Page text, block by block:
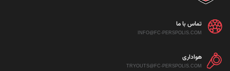
تماس با ما
INFO@FC-PERSPOLIS.COM
هواداری
TRYOUTS@FC-PERSPOLIS.COM